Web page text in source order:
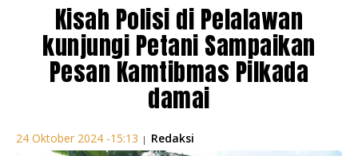
Kisah Polisi di Pelalawan
kunjungi Petani Sampaikan
Pesan Kamtibmas Pilkada
damai
24 Oktober 2024 -15:13 | Redaksi